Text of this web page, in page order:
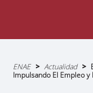
Sobrescribir
enlaces
de
ENAE Actualidad
Impulsando El Empleo y